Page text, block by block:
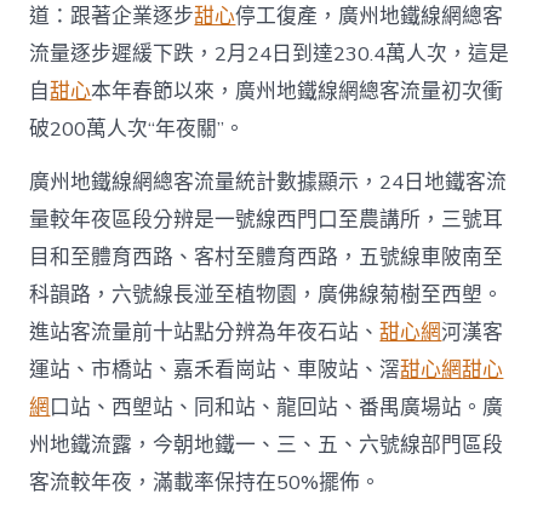
道：跟著企業逐步甜心停工復產，廣州地鐵線網總客
流量逐步遲緩下跌，2月24日到達230.4萬人次，這是
自甜心本年春節以來，廣州地鐵線網總客流量初次衝
破200萬人次“年夜關”。
廣州地鐵線網總客流量統計數據顯示，24日地鐵客流
量較年夜區段分辨是一號線西門口至農講所，三號耳
目和至體育西路、客村至體育西路，五號線車陂南至
科韻路，六號線長湴至植物園，廣佛線菊樹至西塱。
進站客流量前十站點分辨為年夜石站、甜心網河漢客
運站、市橋站、嘉禾看崗站、車陂站、滘甜心網甜心
網口站、西塱站、同和站、龍回站、番禺廣場站。廣
州地鐵流露，今朝地鐵一、三、五、六號線部門區段
客流較年夜，滿載率保持在50%擺佈。